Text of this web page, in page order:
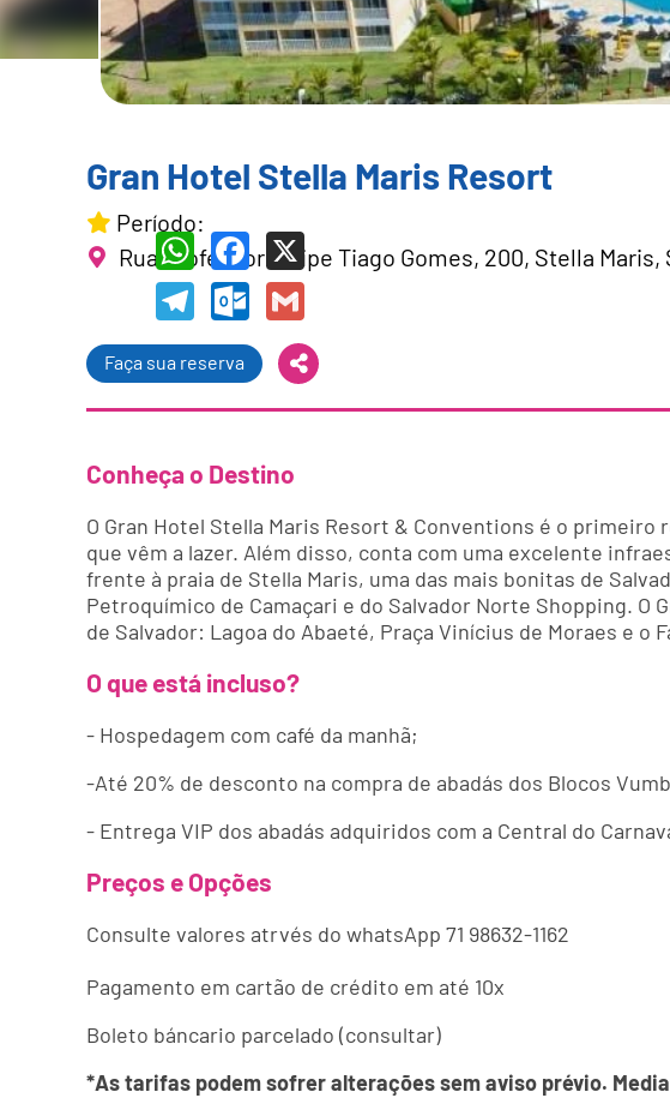
Gran Hotel Stella Maris Resort
Período:
Rua Professor Felipe Tiago Gomes, 200, Stella
Faça sua reserva
WhatsAppFacebook
X
TelegramOutlook.com
Gmail
Conheça o Destino
O Gran Hotel Stella Maris Resort & Conventions é o
que vêm a lazer. Além disso, conta com uma excelente
frente à praia de Stella Maris, uma das mais bonitas de
Petroquímico de Camaçari e do Salvador Norte Shopping.
de Salvador: Lagoa do Abaeté, Praça Vinícius de Moraes e
O que está incluso?
- Hospedagem com café da manhã;
-Até 20% de desconto na compra de abadás dos Blocos
- Entrega VIP dos abadás adquiridos com a Central do
Preços e Opções
Consulte valores atrvés do whatsApp 71 98632-1162
Pagamento em cartão de crédito em até 10x
Boleto báncario parcelado (consultar)
*As tarifas podem sofrer alterações sem aviso prévio.